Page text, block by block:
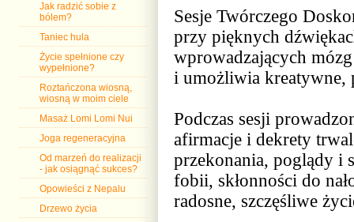
Jak radzić sobie z
bólem?
Taniec hula
Życie spełnione czy
wypełnione?
Roztańczona wiosną,
wiosną w moim ciele
Masaż Lomi Lomi Nui
Joga regeneracyjna
Od marzeń do realizacji
- jak osiągnąć sukces?
Opowieści z Nepalu
Drzewo życia
Sesje Twórczego
przy pięknych
wprowadzających
i umożliwia kreatywne,
Podczas sesji prowadzo
afirmacje i dekrety
przekonania, poglądy i
fobii, skłonności do
radosne, szczęśliwe